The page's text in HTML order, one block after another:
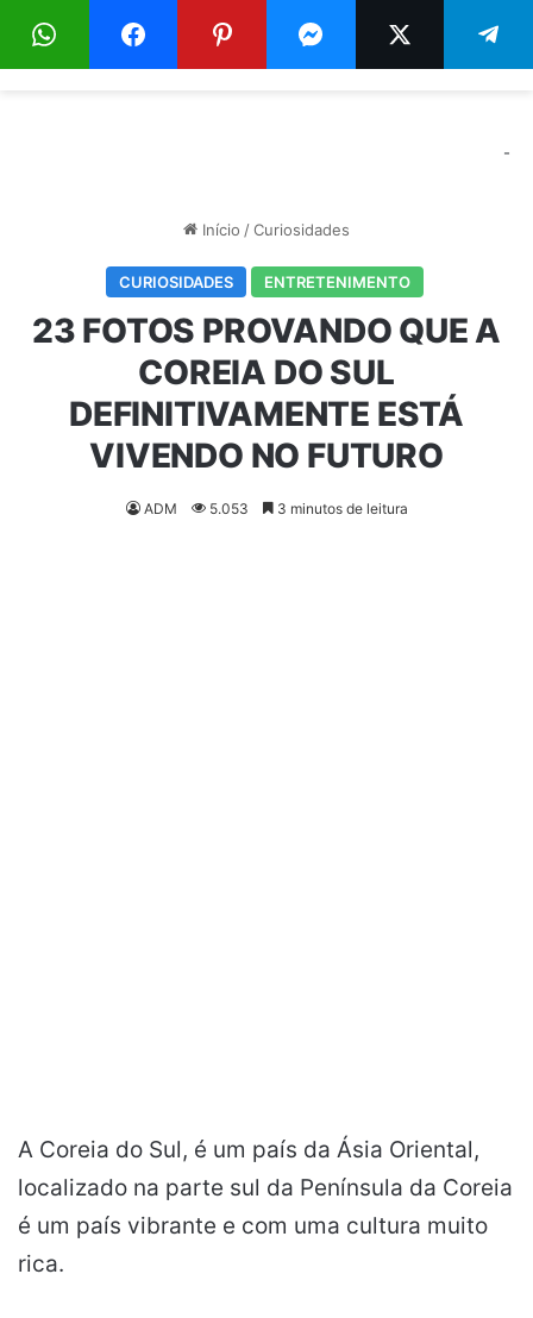
Menu
-
Início /Curiosidades
CURIOSIDADES ENTRETENIMENTO
23 FOTOS PROVANDO QUE A
COREIA DO SUL
DEFINITIVAMENTE ESTÁ
VIVENDO NO FUTURO
ADM 5.053 3 minutos de leitura
A Coreia do Sul, é um país da Ásia Oriental,
localizado na parte sul da Península da Coreia
é um país vibrante e com uma cultura muito
rica.